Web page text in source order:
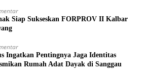
Siap Sukseskan FORPROV II Kalbar
Ingatkan Pentingnya Jaga Identitas
Rumah Adat Dayak di Sanggau